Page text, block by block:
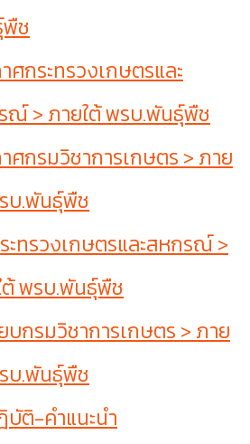
ช
ศกระทรวงเกษตรและ
ณ์ > ภายใต้ พรบ.พันธุ์พืช
ศกรมวิชาการเกษตร > ภาย
บ.พันธุ์พืช
ะทรวงเกษตรและสหกรณ์ >
ต้ พรบ.พันธุ์พืช
บกรมวิชาการเกษตร > ภาย
บ.พันธุ์พืช
บัติ-คำแนะนำ